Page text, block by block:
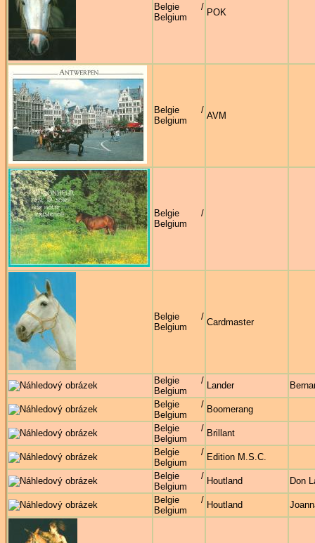
Belgie /
Belgium
POK
Belgie /
Belgium
AVM
Belgie /
Belgium
Belgie /
Belgium
Cardmaster
Belgie /
Belgium
Lander
Belgie /
Belgium
Boomerang
Belgie /
Belgium
Brillant
Belgie /
Belgium
Edition M.S.C.
Belgie /
Belgium
Houtland
Don
Belgie /
Belgium
Houtland